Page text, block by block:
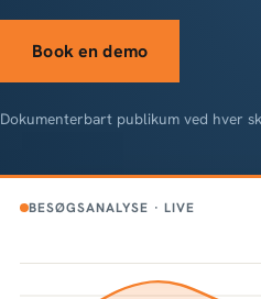
Book en demo
Dokumenterbart publikum ved hver
BESØGSANALYSE · LIVE